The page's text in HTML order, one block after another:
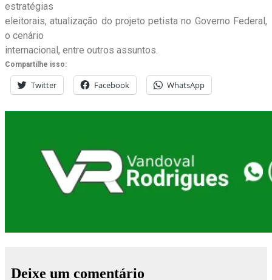
estratégias
eleitorais, atualização do projeto petista no Governo Federal,
o cenário
internacional, entre outros assuntos.
Compartilhe isso:
Twitter Facebook WhatsApp
Deixe um comentário